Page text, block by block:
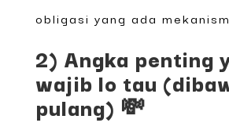
obligasi yang ada
2) Angka penting
wajib lo tau
pulang) 💸